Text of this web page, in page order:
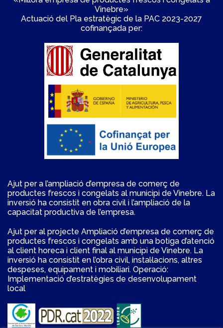
Vinebre»
Actuació del Pla estratègic de la PAC 2023-2027
cofinançada per:
Ajut per a l’ampliació d’empresa de comerç de
productes frescos i congelats al municipi de Vinebre. La
inversió ha consistit en obra civil i l’ampliació de la
capacitat productiva de l’empresa.
Ajut per al projecte Ampliació d’empresa de comerç de
productes frescos i congelats amb una botiga d’atenció
al client horeca i client final al municipi de Vinebre. La
inversió ha consistit en l’obra civil, instal·lacions, altres
despeses, equipament i mobiliari. Operació:
Implementació d’estratègies de desenvolupament
local